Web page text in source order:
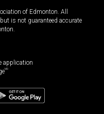
of Edmonton. All
is not guaranteed accurate
application
MD